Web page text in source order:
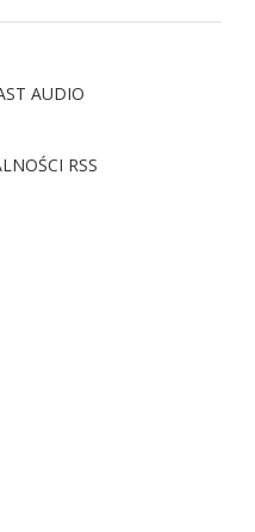
AUDIO
RSS